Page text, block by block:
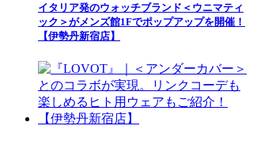
イタリア発のウォッチブランド＜ウニマティ
ック＞がメンズ館1Fでポップアップを開催！
【伊勢丹新宿店】